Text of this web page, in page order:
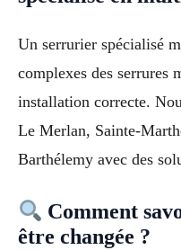
Un serrurier spécialisé
complexes des serrures
installation correcte.
Le Merlan, Sainte-
Barthélemy avec des
Comment
être changée ?